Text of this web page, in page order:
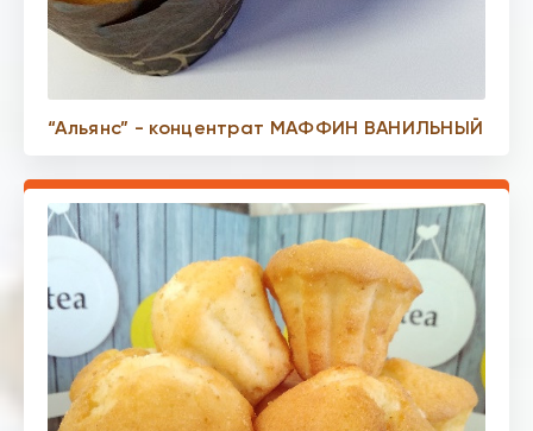
“Альянс” - концентрат МАФФИН ВАНИЛЬНЫЙ